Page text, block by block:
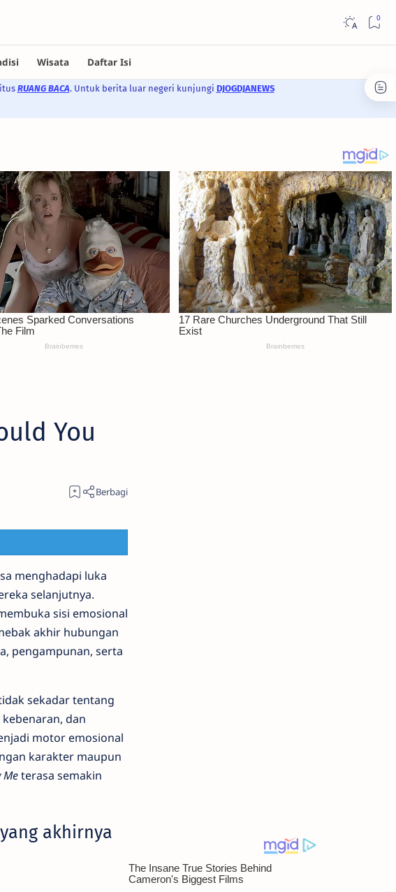
RUANG BACA. Untuk berita luar negeri kunjungi DJOGDJANEWS
You
menghadapi luka
selanjutnya.
sisi emosional
akhir hubungan
pengampunan, serta
sekadar tentang
dan
motor emosional
karakter maupun
Meterasa semakin
akhirnya